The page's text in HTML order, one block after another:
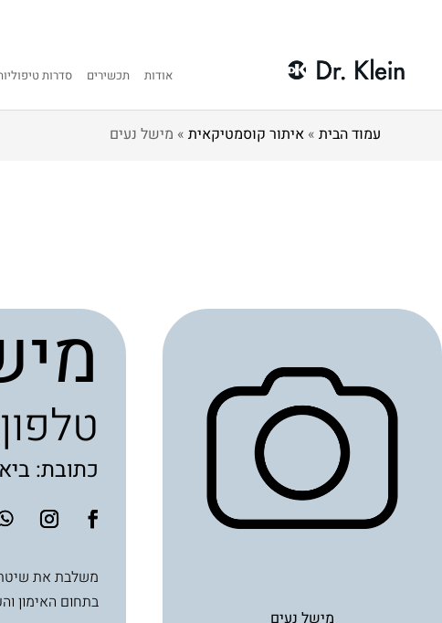
אודות תכשירים סדרות
עמוד הבית »איתור קוסמטיקאית » מישל נעים
כתובת: ביאליק 62,
בתחום האימון
מישל נעים